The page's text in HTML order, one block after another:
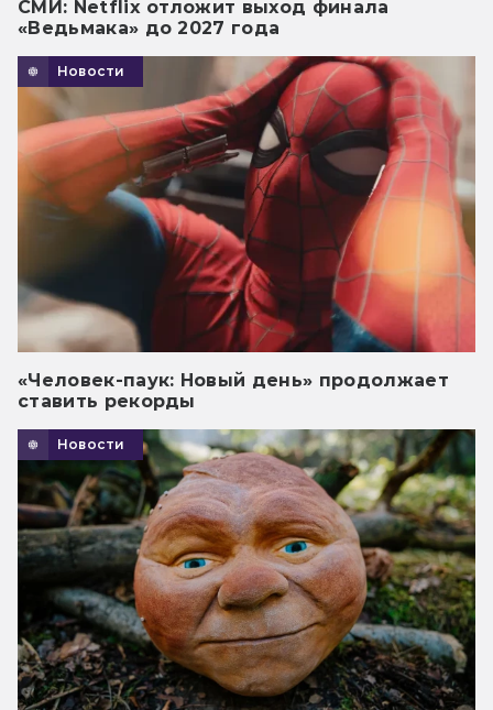
СМИ: Netflix отложит выход финала
«Ведьмака» до 2027 года
Новости
«Человек-паук: Новый день» продолжает
ставить рекорды
Новости